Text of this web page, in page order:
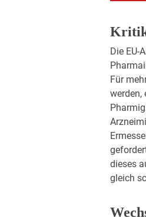
Kritik
Die EU-
Für
werden,
dieses
gleich